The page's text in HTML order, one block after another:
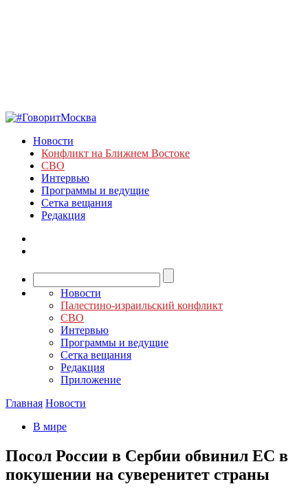
Новости
Конфликт на Ближнем Востоке
СВО
Интервью
Программы и ведущие
Сетка вещания
Редакция
Новости
Палестино-израильский конфликт
СВО
Интервью
Программы и ведущие
Сетка вещания
Редакция
Приложение
Главная Новости
В мире
Посол России в Сербии обвинил ЕС в
покушении на суверенитет страны